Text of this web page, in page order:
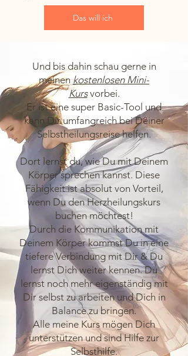
Das will ich
Und bis dahin schau gerne in
meinenkostenlosen Mini-
Kurs vorbei.
Er ist eine super Basic-Tool und
kann Dir umfangreich bei Deiner
Selbstheilungsreise helfen.
Dort lernst du, wie Du mit Deinem
Körper sprechen kannst. Diese
Fähigkeit ist absolut von Vorteil,
wenn Du den Herzheilungskurs
buchen möchtest!
Durch die Kommunikation mit
Deinem Körper kommst Du in eine
tiefere Verbindung mit Dir & Du
lernst Dich weiter kennen. Du
lernst noch mehr eigenständig mit
Dir selbst zu arbeiten und Dich in
Balance zu bringen.
Alle meine Kurs mögen Dich
unterstützen und sind Hilfe zur
Selbsthilfe.